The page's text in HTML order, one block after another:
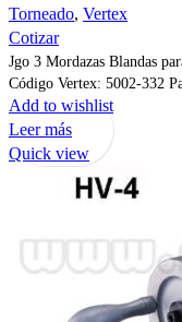
Torneado, Vertex
Cotizar
Jgo 3 Mordazas Blandas
Código Vertex: 5002-332
Add to wishlist
Leer más
Quick view